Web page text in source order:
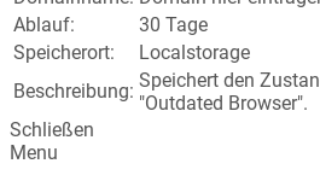
Ablauf:
30 Tage
Speicherort:
Localstorage
Beschreibung: Speichert den
"Outdated Browser".
Schließen
Menu